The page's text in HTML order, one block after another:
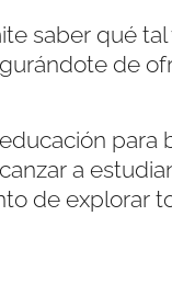
saber qué
de
para
a
de explorar